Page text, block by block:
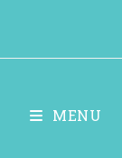
MENU